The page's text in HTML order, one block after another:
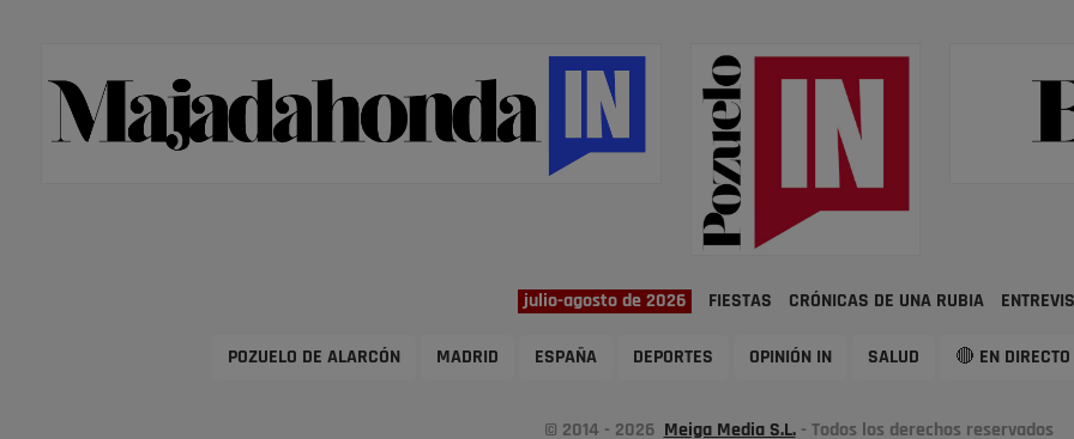
julio-agosto de 2026 FIESTAS CRÓNICAS DE UNA RUBIA
POZUELO DE ALARCÓN MADRID ESPAÑA DEPORTES OPINIÓN IN SALUD 🔴 EN DIRECTO
© 2014 - 2026 Meiga Media S.L.- Todos los derechos reservados